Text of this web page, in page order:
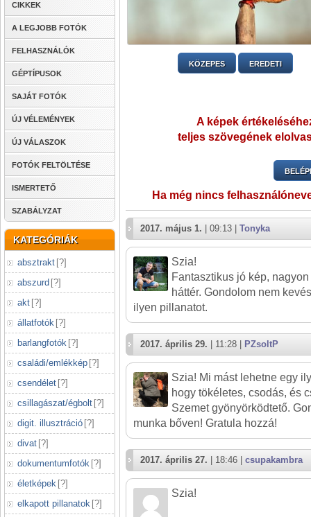
CIKKEK
A LEGJOBB FOTÓK
FELHASZNÁLÓK
GÉPTÍPUSOK
SAJÁT FOTÓK
ÚJ VÉLEMÉNYEK
ÚJ VÁLASZOK
FOTÓK FELTÖLTÉSE
ISMERTETŐ
SZABÁLYZAT
KATEGÓRIÁK
absztrakt [?]
abszurd [?]
akt [?]
állatfotók [?]
barlangfotók [?]
családi/emlékkép [?]
csendélet [?]
csillagászat/égbolt [?]
digit. illusztráció [?]
divat [?]
dokumentumfotók [?]
életképek [?]
elkapott pillanatok [?]
KÖZEPES EREDETI
A képek
teljes szövegének
Ha még nincs
2017. május 1. | 09:13 | Tonyka
Szia!
Fantasztikus jó kép,
háttér. Gondolom nem
ilyen pillanatot.
2017. április 29. | 11:28 | PZsoltP
Szia! Mi mást lehetne egy
hogy tökéletes, csodás, és
Szemet gyönyörködtető.
munka bőven! Gratula hozzá!
2017. április 27. | 18:46 | csupakambra
Szia!